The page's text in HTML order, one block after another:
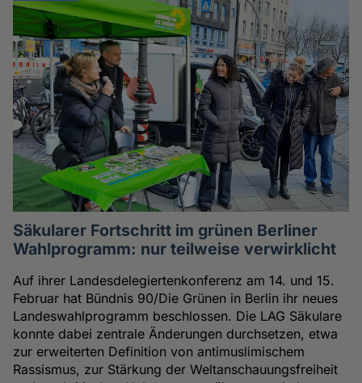
Säkularer Fortschritt im grünen Berliner
Wahlprogramm: nur teilweise verwirklicht
Auf ihrer Landesdelegiertenkonferenz am 14. und 15.
Februar hat Bündnis 90/Die Grünen in Berlin ihr neues
Landeswahlprogramm beschlossen. Die LAG Säkulare
konnte dabei zentrale Änderungen durchsetzen, etwa
zur erweiterten Definition von antimuslimischem
Rassismus, zur Stärkung der Weltanschauungsfreiheit